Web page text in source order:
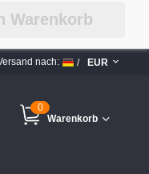
nach: / EUR
0
Warenkorb
Warenkorb